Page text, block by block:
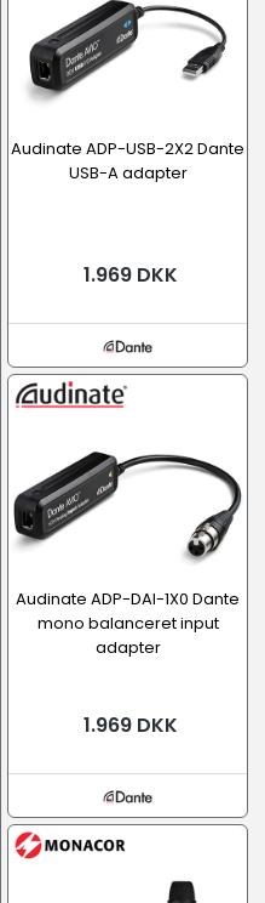
Audinate ADP-USB-2X2 Dante
USB-A adapter
1.969 DKK
Audinate ADP-DAI-1X0 Dante
mono balanceret input
adapter
1.969 DKK